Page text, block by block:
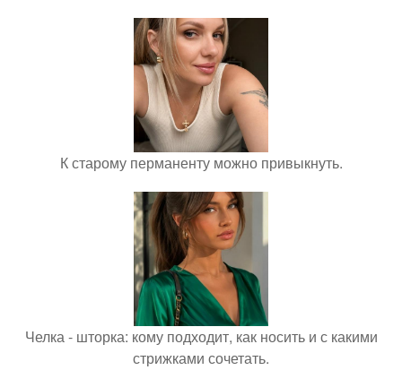
К старому перманенту можно привыкнуть.
Челка - шторка: кому подходит, как носить и с какими
стрижками сочетать.